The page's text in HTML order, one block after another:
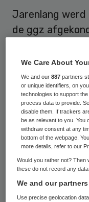
Jarenlang werd
de ggz
bleef het
geestelijke
vorig jaar.
online
geraakt. Waar
Een reflectie
E-health is
voor kort
We Care About
We and our887 partners
or unique identifiers, on
technologies to support
process data to provide.
disable them. If trackers
be as relevant to you. You
withdraw consent at any
bottom of the webpage.
more details, refer to our
Would you rather not? Then
these do not record any
We and our
Use precise geolocation